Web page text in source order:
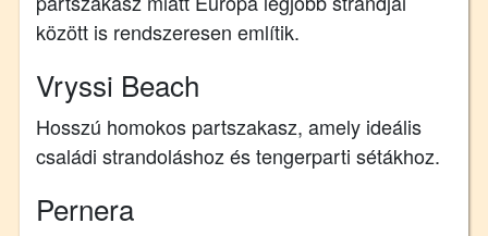
között is rendszeresen említik.
Vryssi Beach
Hosszú homokos partszakasz, amely ideális
családi strandoláshoz és tengerparti sétákhoz.
Pernera